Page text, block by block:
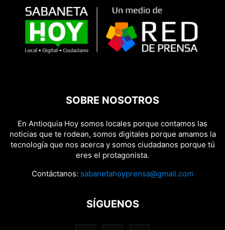
SOBRE NOSOTROS
En Antioquia Hoy somos locales porque contamos las
noticias que te rodean, somos digitales porque amamos la
tecnología que nos acerca y somos ciudadanos porque tú
eres el protagonista.
Contáctanos: sabanetahoyprensa@gmail.com
SÍGUENOS